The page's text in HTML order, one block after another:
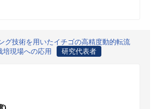
グ技術を用いたイチゴの高精度動的転流
培現場への応用
研究代表者